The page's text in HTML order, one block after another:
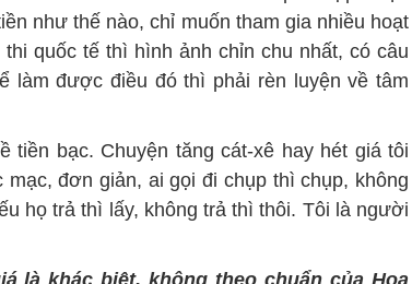
như thế nào, chỉ muốn tham gia nhiều hoạt
quốc tế thì hình ảnh chỉn chu nhất, có câu
làm được điều đó thì phải rèn luyện về tâm
tiền bạc. Chuyện tăng cát-xê hay hét giá tôi
đơn giản, ai gọi đi chụp thì chụp, không
họ trả thì lấy, không trả thì thôi. Tôi là người
là khác biệt, không theo chuẩn của Hoa